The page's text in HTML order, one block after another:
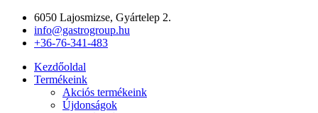
Ugrás
tartalomhoz
6050 Lajosmizse, Gyártelep 2.
info@gastrogroup.hu
+36-76-341-483
Kezdőoldal
Termékeink
Akciós termékeink
Újdonságok